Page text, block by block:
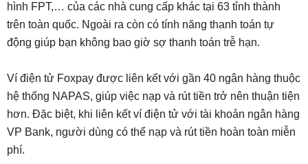
hình FPT,… của các nhà cung cấp khác tại 63 tỉnh thành
trên toàn quốc. Ngoài ra còn có tính năng thanh toán tự
động giúp bạn không bao giờ sợ thanh toán trễ hạn.
Ví điện tử Foxpay được liên kết với gần 40 ngân hàng thuộc
hệ thống NAPAS, giúp việc nạp và rút tiền trở nên thuận tiện
hơn. Đặc biệt, khi liên kết ví điện tử với tài khoản ngân hàng
VP Bank, người dùng có thể nạp và rút tiền hoàn toàn miễn
phí.